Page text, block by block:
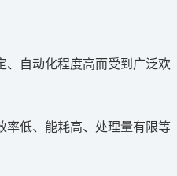
、自动化程度高而受到广泛欢
率低、能耗高、处理量有限等